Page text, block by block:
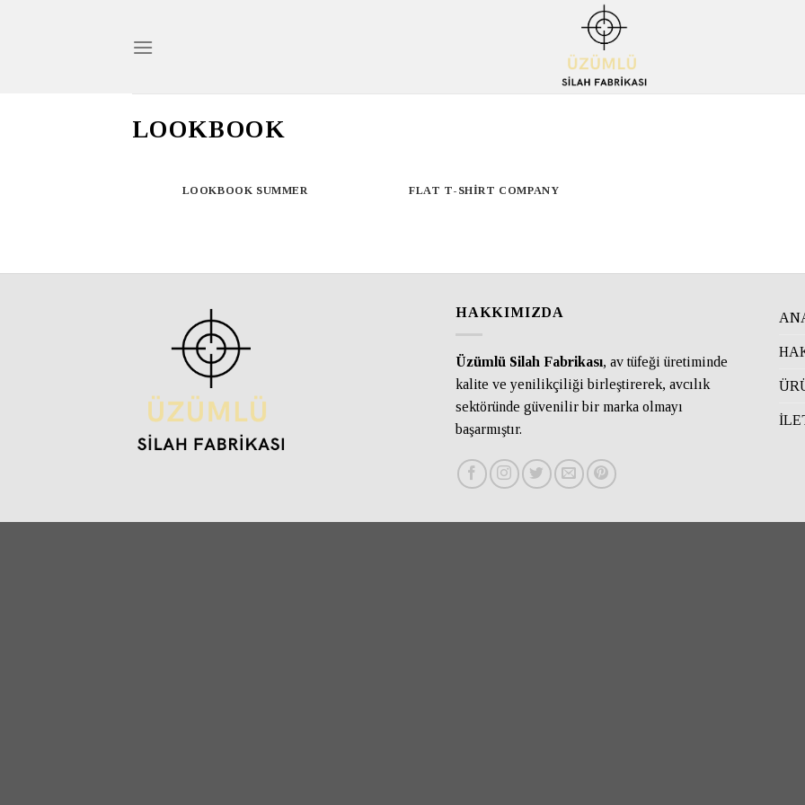
LOOKBOOK
LOOKBOOK SUMMER FLAT T-SHIRT COMPANY
HAKKIMIZDA
Üzümlü Silah Fabrikası, av tüfeği üretiminde
kalite ve yenilikçiliği birleştirerek, avcılık
sektöründe güvenilir bir marka olmayı
başarmıştır.